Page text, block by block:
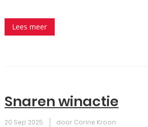
Lees meer
Snaren winactie
20 Sep 2025 door Corine Kroon